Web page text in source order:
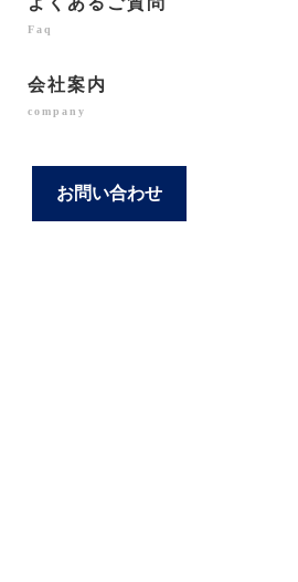
Faq
会社案内
company
お問い合わせ